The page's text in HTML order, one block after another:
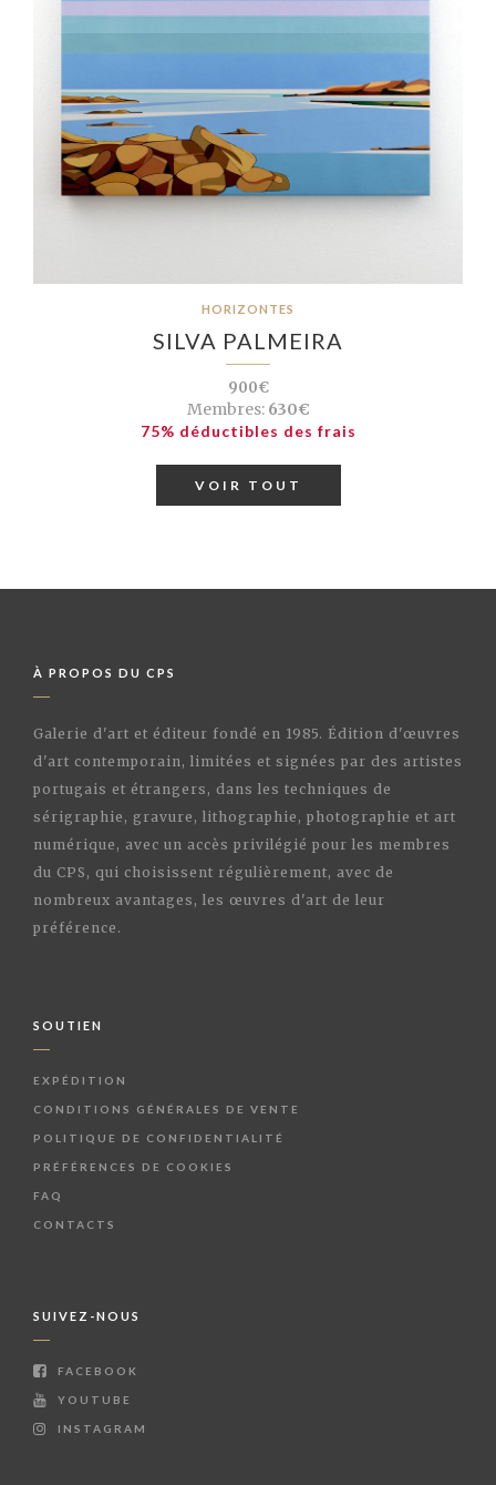
HORIZONTES
SILVA PALMEIRA
900€
Membres:630€
75% déductibles des frais
VOIR TOUT
À PROPOS DU CPS
Galerie d'art et éditeur fondé en 1985. Édition d'œuvres
d'art contemporain, limitées et signées par des artistes
portugais et étrangers, dans les techniques de
sérigraphie, gravure, lithographie, photographie et art
numérique, avec un accès privilégié pour les membres
du CPS, qui choisissent régulièrement, avec de
nombreux avantages, les œuvres d'art de leur
préférence.
SOUTIEN
EXPÉDITION
CONDITIONS GÉNÉRALES DE VENTE
POLITIQUE DE CONFIDENTIALITÉ
PRÉFÉRENCES DE COOKIES
FAQ
CONTACTS
SUIVEZ-NOUS
FACEBOOK
YOUTUBE
INSTAGRAM